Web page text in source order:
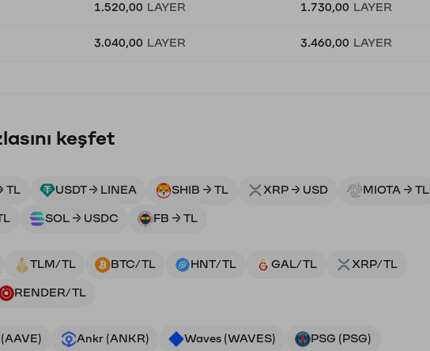
1.520,00 LAYER 1.730,00 LAYER
3.040,00 LAYER 3.460,00 LAYER
keşfet
TL USDT → LINEA SHIB → TL XRP → USD MIOTA → TL
SOL → USDC
FB → TL
TLM/TL BTC/TL HNT/TL GAL/TL XRP/TL
RENDER/TL
Ankr (ANKR) Waves (WAVES) PSG (PSG)